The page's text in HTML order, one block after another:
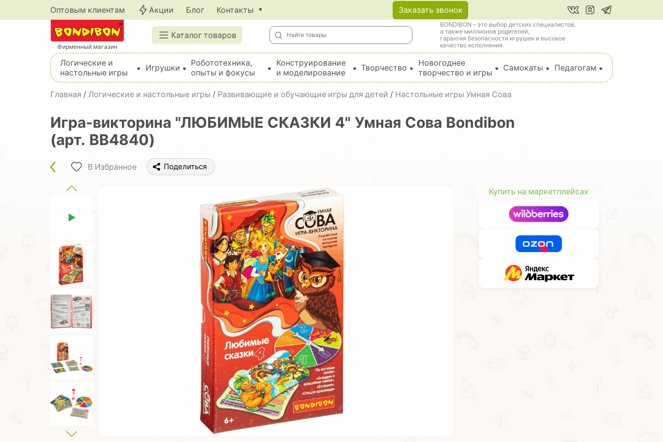
Оптовым клиентам Акции Блог Контакты Заказать звонок
Фирменный магазин
Каталог товаров
BONDIBON – это выбор детских специалистов,
а также миллионов родителей,
гарантия безопасности игрушек и высокое
качество исполнения.
Логические и
настольные игры
Игрушки
Робототехника,
опыты и фокусы
Конструирование
и моделирование
Творчество
Новогоднее
творчество и игры
Самокаты Педагогам
Главная / Логические и настольные игры / Развивающие и обучающие игры для детей / Настольные игры Умная Сова
Игра-викторина "ЛЮБИМЫЕ СКАЗКИ 4" Умная Сова Bondibon
(арт. ВВ4840)
В Избранное Поделиться
Купить на маркетплейсах